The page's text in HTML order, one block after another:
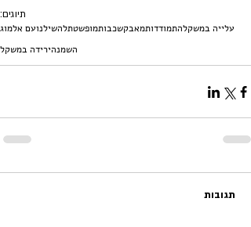
תיוגים:
עלייה במשקלהתמודדותמאבקשכבותמופשטתלהשילנועם אלמוג
השמנהירידה במשקל
תגובות